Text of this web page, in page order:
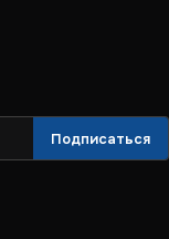
Подписаться